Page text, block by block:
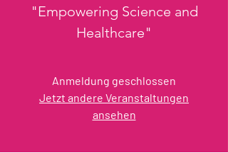
"Empowering Science and
Healthcare"
Anmeldung geschlossen
Jetzt andere Veranstaltungen
ansehen